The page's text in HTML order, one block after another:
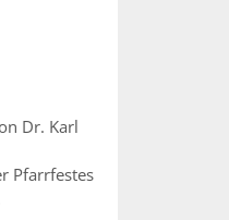
Dr. Karl
Pfarrfestes